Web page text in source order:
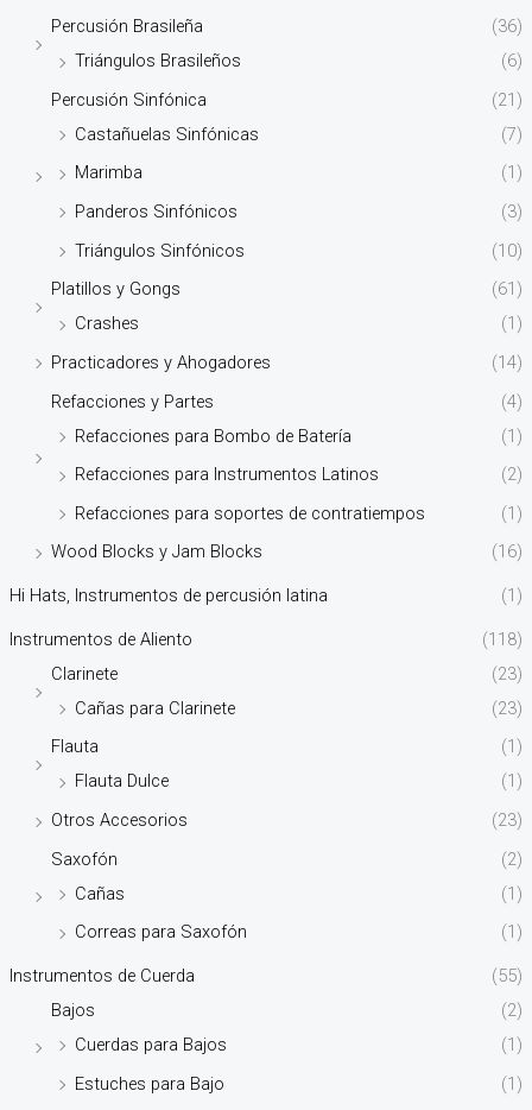
Percusión Brasileña
(36)
Triángulos Brasileños
(6)
Percusión Sinfónica
(21)
Castañuelas Sinfónicas
(7)
Marimba
(1)
Panderos Sinfónicos
(3)
Triángulos Sinfónicos
(10)
Platillos y Gongs
(61)
Crashes
(1)
Practicadores y Ahogadores
(14)
Refacciones y Partes
(4)
Refacciones para Bombo de Batería
(1)
Refacciones para Instrumentos Latinos
(2)
Refacciones para soportes de contratiempos
(1)
Wood Blocks y Jam Blocks
(16)
Hi Hats, Instrumentos de percusión latina (1)
Instrumentos de Aliento
(118)
Clarinete
(23)
Cañas para Clarinete
(23)
Flauta
(1)
Flauta Dulce
(1)
Otros Accesorios
(23)
Saxofón
(2)
Cañas
(1)
Correas para Saxofón
(1)
Instrumentos de Cuerda
(55)
Bajos
(2)
Cuerdas para Bajos
(1)
Estuches para Bajo
(1)